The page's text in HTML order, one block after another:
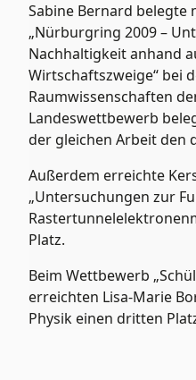
Sabine Bernard belegte
„Nürburgring 2009 –
Nachhaltigkeit anhand
Wirtschaftszweige“ bei
Raumwissenschaften
Landeswettbewerb
der gleichen Arbeit den
Außerdem erreichte
„Untersuchungen zur
Platz.
Beim Wettbewerb
erreichten Lisa-Marie
Physik einen dritten